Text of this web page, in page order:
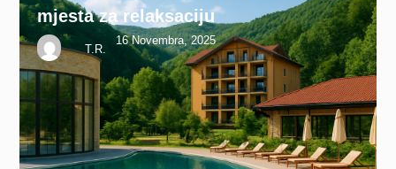
mjesta za relaksaciju
T.R.
16 Novembra, 2025